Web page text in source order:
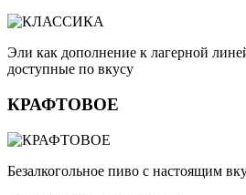
Эли как дополнение к лагерной
доступные по вкусу
КРАФТОВОЕ
Безалкогольное пиво с настоящим